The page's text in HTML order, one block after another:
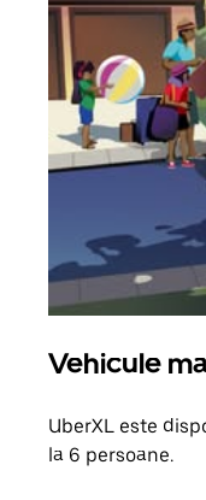
Vehicule
UberXL este
la 6 persoane.